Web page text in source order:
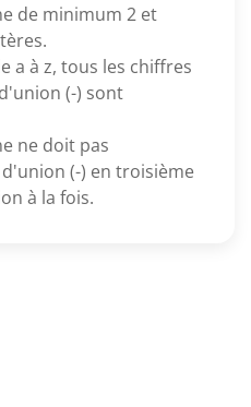
de minimum 2 et
a à z, tous les chiffres
(-) sont
ne doit pas
(-) en troisième
à la fois.